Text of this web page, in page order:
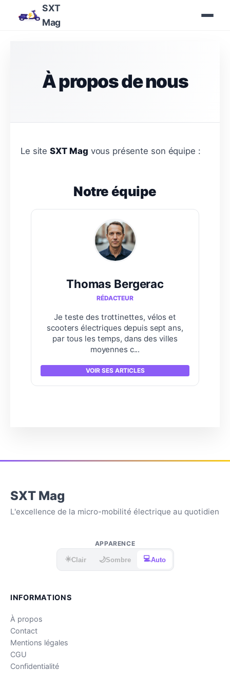
SXT
Mag
À propos de nous
Le siteSXT Mag vous présente son équipe :
Notre équipe
Thomas Bergerac
RÉDACTEUR
Je teste des trottinettes, vélos et
scooters électriques depuis sept ans,
par tous les temps, dans des villes
moyennes c...
VOIR SES ARTICLES
SXT Mag
L'excellence de la micro-mobilité électrique au quotidien
APPARENCE
☀️Clair 🌙Sombre 💻Auto
INFORMATIONS
À propos
Contact
Mentions légales
CGU
Confidentialité